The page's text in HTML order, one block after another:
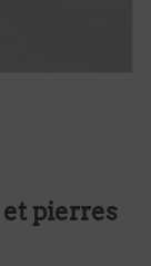
pierres